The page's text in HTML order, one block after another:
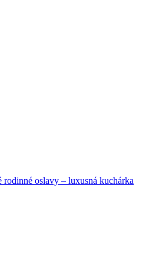
oslavy – luxusná kuchárka